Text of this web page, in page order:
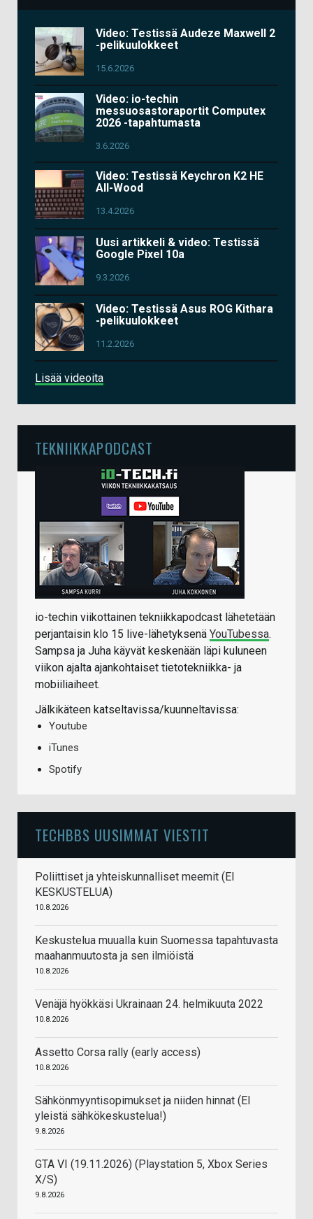
Video: Testissä Audeze Maxwell 2
-pelikuulokkeet
15.6.2026
Video: io-techin
messuosastoraportit Computex
2026 -tapahtumasta
3.6.2026
Video: Testissä Keychron K2 HE
All-Wood
13.4.2026
Uusi artikkeli & video: Testissä
Google Pixel 10a
9.3.2026
Video: Testissä Asus ROG Kithara
-pelikuulokkeet
11.2.2026
Lisää videoita
TEKNIIKKAPODCAST
io-techin viikottainen tekniikkapodcast lähetetään
perjantaisin klo 15 live-lähetyksenä YouTubessa.
Sampsa ja Juha käyvät keskenään läpi kuluneen
viikon ajalta ajankohtaiset tietotekniikka- ja
mobiiliaiheet.
Jälkikäteen katseltavissa/kuunneltavissa:
Youtube
iTunes
Spotify
TECHBBS UUSIMMAT VIESTIT
Poliittiset ja yhteiskunnalliset meemit (EI
KESKUSTELUA)
10.8.2026
Keskustelua muualla kuin Suomessa tapahtuvasta
maahanmuutosta ja sen ilmiöistä
10.8.2026
Venäjä hyökkäsi Ukrainaan 24. helmikuuta 2022
10.8.2026
Assetto Corsa rally (early access)
10.8.2026
Sähkönmyyntisopimukset ja niiden hinnat (EI
yleistä sähkökeskustelua!)
9.8.2026
GTA VI (19.11.2026) (Playstation 5, Xbox Series
X/S)
9.8.2026